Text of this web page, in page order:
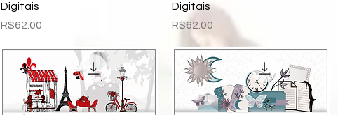
Digitais
Price
R$62.00
Digitais
Price
R$62.00